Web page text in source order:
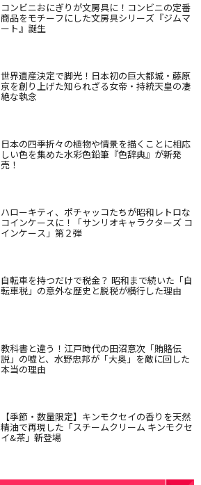
コンビニおにぎりが文房具に！コンビニの定番
商品をモチーフにした文房具シリーズ『ジムマ
ート』誕生
世界遺産決定で脚光！日本初の巨大都城・藤原
京を創り上げた知られざる女帝・持統天皇の凄
絶な執念
日本の四季折々の植物や情景を描くことに相応
しい色を集めた水彩色鉛筆『色辞典』が新発
売！
ハローキティ、ポチャッコたちが昭和レトロな
コインケースに！「サンリオキャラクターズ コ
インケース」第２弾
自転車を持つだけで税金？ 昭和まで続いた「自
転車税」の意外な歴史と脱税が横行した理由
教科書と違う！江戸時代の田沼意次「賄賂伝
説」の嘘と、水野忠邦が「大奥」を敵に回した
本当の理由
【季節・数量限定】キンモクセイの香りを天然
精油で再現した「スチームクリーム キンモクセ
イ&茶」新登場